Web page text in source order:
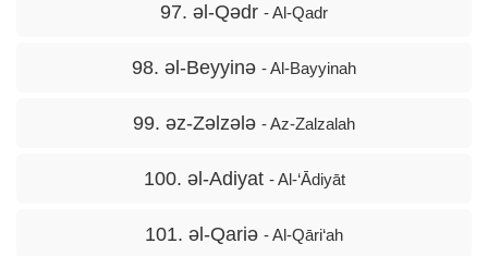
97. əl-Qədr - Al-Qadr
98. əl-Beyyinə - Al-Bayyinah
99. əz-Zəlzələ - Az-Zalzalah
100. əl-Adiyat - Al-‘Ādiyāt
101. əl-Qariə - Al-Qāri‘ah